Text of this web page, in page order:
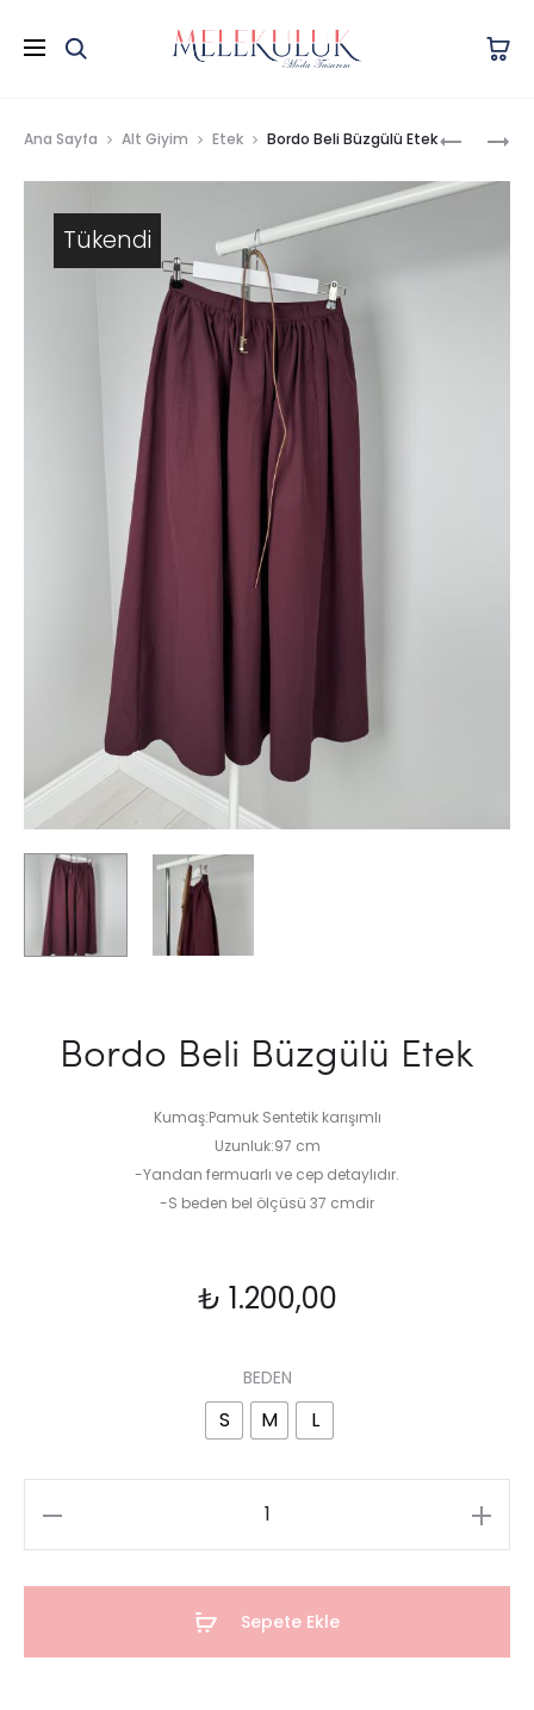
VATKALI
KUMAŞ
DETAY
Ana Sayfa Alt Giyim Etek Bordo Beli Büzgülü Etek
Tükendi
Bordo Beli Büzgülü Etek
Kumaş:Pamuk Sentetik karışımlı
Uzunluk:97 cm
-Yandan fermuarlı ve cep detaylıdır.
-S beden bel ölçüsü 37 cmdir
₺ 1.200,00
BEDEN
S M L
Sepete Ekle